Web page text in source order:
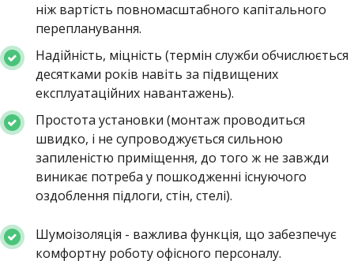
ніж вартість повномасштабного капітального
перепланування.
Надійність, міцність (термін служби обчислюється
десятками років навіть за підвищених
експлуатаційних навантажень).
Простота установки (монтаж проводиться
швидко, і не супроводжується сильною
запиленістю приміщення, до того ж не завжди
виникає потреба у пошкодженні існуючого
оздоблення підлоги, стін, стелі).
Шумоізоляція - важлива функція, що забезпечує
комфортну роботу офісного персоналу.